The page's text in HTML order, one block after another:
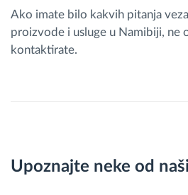
Ako imate bilo kakvih pitanja
proizvode i usluge u Namibiji, ne
kontaktirate.
Upoznajte neke od